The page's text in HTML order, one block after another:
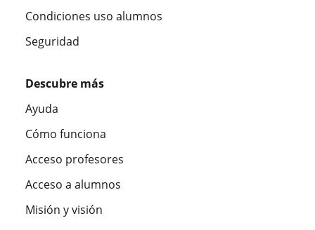
Condiciones uso alumnos
Seguridad
Descubre más
Ayuda
Cómo funciona
Acceso profesores
Acceso a alumnos
Misión y visión